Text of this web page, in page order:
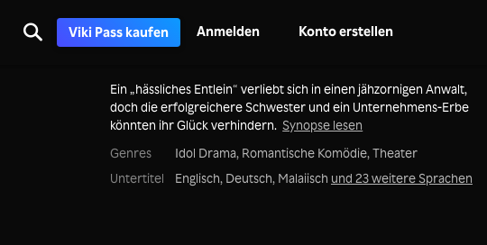
Viki Pass kaufen Anmelden Konto erstellen
Ein „hässliches Entlein“ verliebt sich in einen jähzornigen Anwalt,
doch die erfolgreichere Schwester und ein Unternehmens-Erbe
könnten ihr Glück verhindern. Synopse lesen
Genres
Idol Drama, Romantische Komödie, Theater
Untertitel
Englisch, Deutsch, Malaiisch und 23 weitere Sprachen